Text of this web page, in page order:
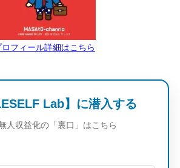
ロフィール詳細はこちら
Lab】に潜入する
人収益化の「裏口」はこちら